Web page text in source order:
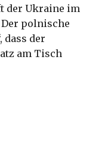
der Ukraine im
polnische
dass der
am Tisch